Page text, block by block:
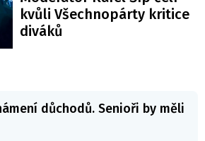
kvůli Všechnopárty kritice
diváků
důchodů. Senioři by měli